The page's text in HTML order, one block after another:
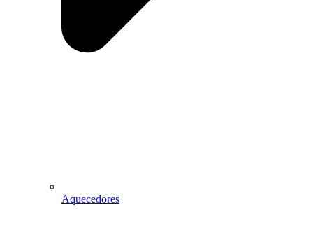
Aquecedores